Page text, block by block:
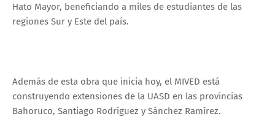
Hato Mayor, beneficiando a miles de estudiantes de las
regiones Sur y Este del país.
Además de esta obra que inicia hoy, el MIVED está
construyendo extensiones de la UASD en las provincias
Bahoruco, Santiago Rodríguez y Sánchez Ramírez.